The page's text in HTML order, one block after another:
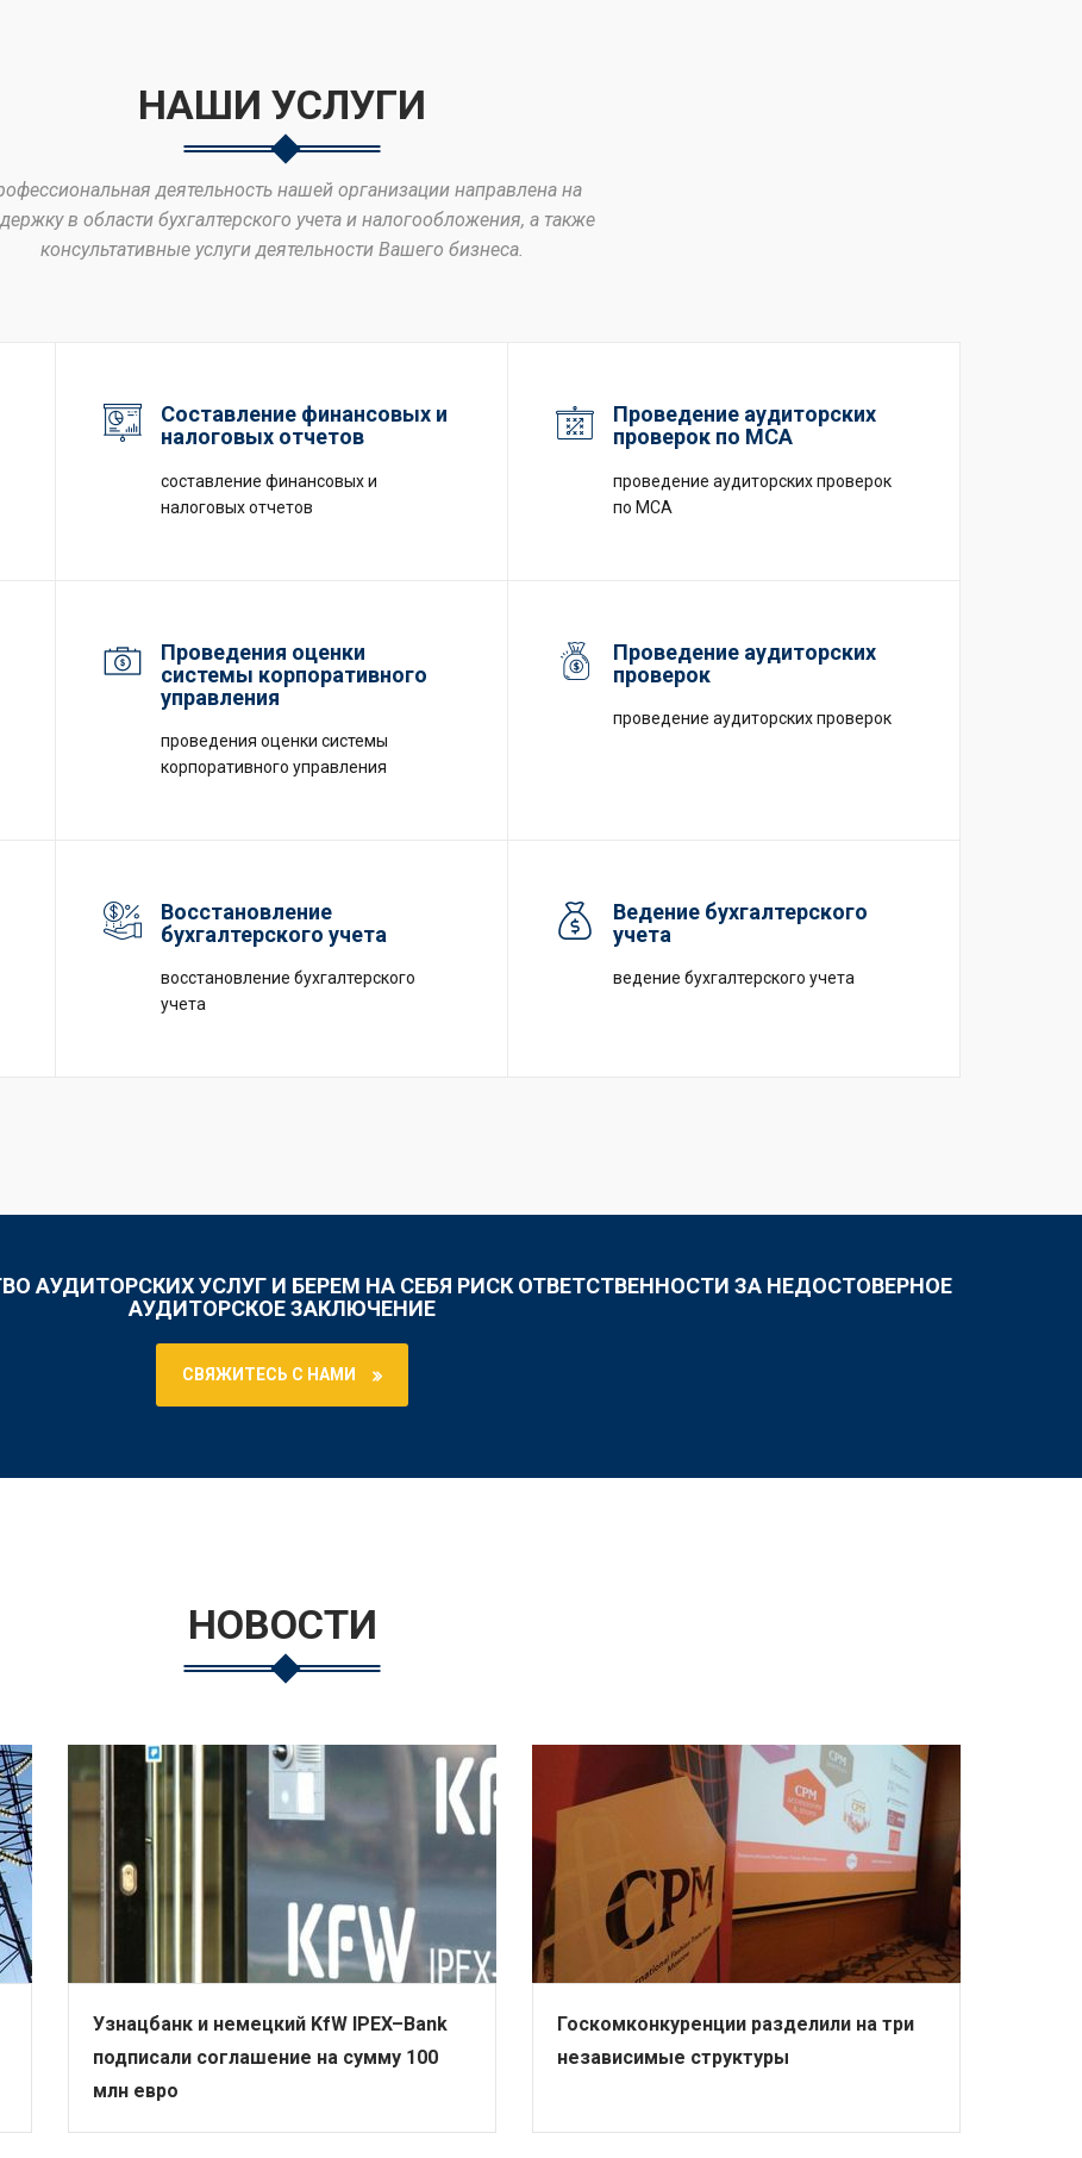
НАШИ УСЛУГИ
деятельность нашей организации направлена на
в области бухгалтерского учета и налогообложения, а также
консультативные услуги деятельности Вашего бизнеса.
Составление финансовых и
налоговых отчетов
составление финансовых и
налоговых отчетов
Проведение аудиторских
проверок по МСА
проведение аудиторских проверок
по МСА
Проведения оценки
системы корпоративного
управления
проведения оценки системы
корпоративного управления
Проведение аудиторских
проверок
проведение аудиторских проверок
Восстановление
бухгалтерского учета
восстановление бухгалтерского
учета
Ведение бухгалтерского
учета
ведение бухгалтерского учета
АУДИТОРСКИХ УСЛУГ И БЕРЕМ НА СЕБЯ РИСК ОТВЕТСТВЕННОСТИ ЗА НЕДОСТОВЕРНОЕ
АУДИТОРСКОЕ ЗАКЛЮЧЕНИЕ
СВЯЖИТЕСЬ С НАМИ
НОВОСТИ
Узнацбанк и немецкий KfW IPEX–Bank
подписали соглашение на сумму 100
млн евро
Госкомконкуренции разделили на три
независимые структуры